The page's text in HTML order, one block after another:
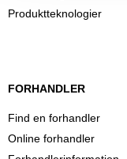
Produktteknologier
FORHANDLER
Find en forhandler
Online forhandler